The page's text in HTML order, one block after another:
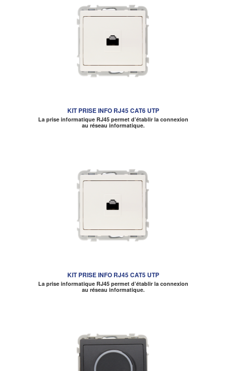
KIT PRISE INFO RJ45 CAT6 UTP
La prise informatique RJ45 permet d’établir la connexion
au réseau informatique.
KIT PRISE INFO RJ45 CAT5 UTP
La prise informatique RJ45 permet d’établir la connexion
au réseau informatique.